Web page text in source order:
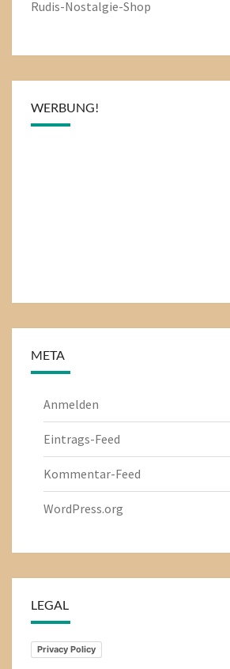
Rudis-Nostalgie-Shop
WERBUNG!
META
Anmelden
Eintrags-Feed
Kommentar-Feed
WordPress.org
LEGAL
Privacy Policy